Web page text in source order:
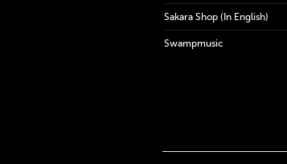
Sakara Shop (In English)
Swampmusic